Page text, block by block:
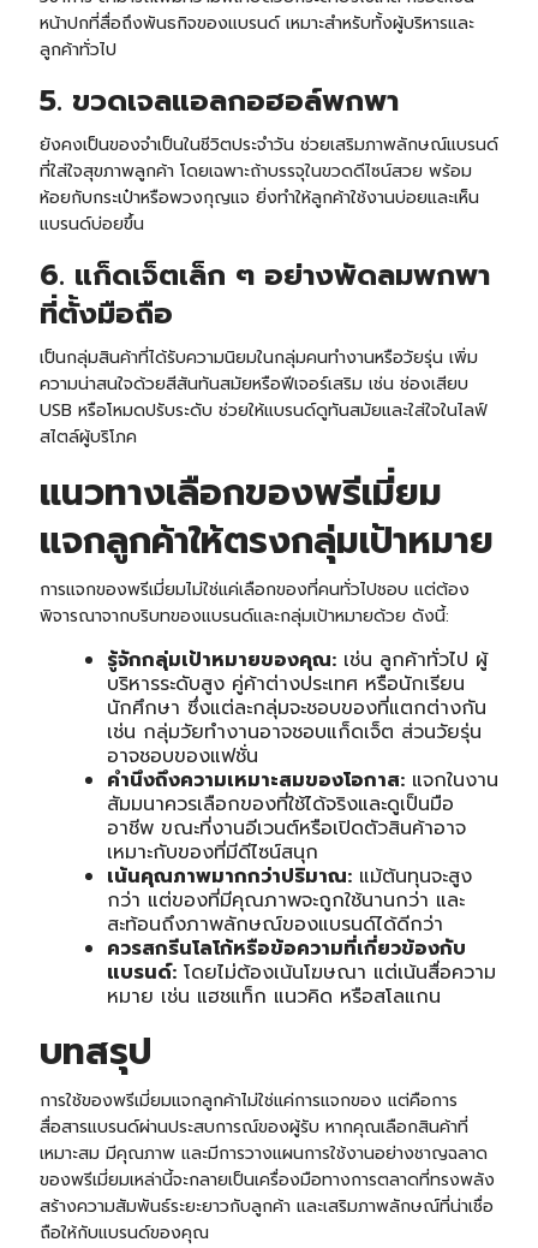
หน้าปกที่สื่อถึงพันธกิจของแบรนด์ เหมาะสำหรับทั้งผู้บริหารและ
ลูกค้าทั่วไป
5. ขวดเจลแอลกอฮอล์พกพา
ยังคงเป็นของจำเป็นในชีวิตประจำวัน ช่วยเสริมภาพลักษณ์แบรนด์
ที่ใส่ใจสุขภาพลูกค้า โดยเฉพาะถ้าบรรจุในขวดดีไซน์สวย พร้อม
ห้อยกับกระเป๋าหรือพวงกุญแจ ยิ่งทำให้ลูกค้าใช้งานบ่อยและเห็น
แบรนด์บ่อยขึ้น
6. แก็ดเจ็ตเล็ก ๆ อย่างพัดลมพกพา
ที่ตั้งมือถือ
เป็นกลุ่มสินค้าที่ได้รับความนิยมในกลุ่มคนทำงานหรือวัยรุ่น เพิ่ม
ความน่าสนใจด้วยสีสันทันสมัยหรือฟีเจอร์เสริม เช่น ช่องเสียบ
USB หรือโหมดปรับระดับ ช่วยให้แบรนด์ดูทันสมัยและใส่ใจในไลฟ์
สไตล์ผู้บริโภค
แนวทางเลือกของพรีเมี่ยม
แจกลูกค้าให้ตรงกลุ่มเป้าหมาย
การแจกของพรีเมี่ยมไม่ใช่แค่เลือกของที่คนทั่วไปชอบ แต่ต้อง
พิจารณาจากบริบทของแบรนด์และกลุ่มเป้าหมายด้วย ดังนี้:
รู้จักกลุ่มเป้าหมายของคุณ:เช่น ลูกค้าทั่วไป ผู้
บริหารระดับสูง คู่ค้าต่างประเทศ หรือนักเรียน
นักศึกษา ซึ่งแต่ละกลุ่มจะชอบของที่แตกต่างกัน
เช่น กลุ่มวัยทำงานอาจชอบแก็ดเจ็ต ส่วนวัยรุ่น
อาจชอบของแฟชั่น
คำนึงถึงความเหมาะสมของโอกาส:แจกในงาน
สัมมนาควรเลือกของที่ใช้ได้จริงและดูเป็นมือ
อาชีพ ขณะที่งานอีเวนต์หรือเปิดตัวสินค้าอาจ
เหมาะกับของที่มีดีไซน์สนุก
เน้นคุณภาพมากกว่าปริมาณ:แม้ต้นทุนจะสูง
กว่า แต่ของที่มีคุณภาพจะถูกใช้นานกว่า และ
สะท้อนถึงภาพลักษณ์ของแบรนด์ได้ดีกว่า
ควรสกรีนโลโก้หรือข้อความที่เกี่ยวข้องกับ
แบรนด์:โดยไม่ต้องเน้นโฆษณา แต่เน้นสื่อความ
หมาย เช่น แฮชแท็ก แนวคิด หรือสโลแกน
บทสรุป
การใช้ของพรีเมี่ยมแจกลูกค้าไม่ใช่แค่การแจกของ แต่คือการ
สื่อสารแบรนด์ผ่านประสบการณ์ของผู้รับ หากคุณเลือกสินค้าที่
เหมาะสม มีคุณภาพ และมีการวางแผนการใช้งานอย่างชาญฉลาด
ของพรีเมี่ยมเหล่านี้จะกลายเป็นเครื่องมือทางการตลาดที่ทรงพลัง
สร้างความสัมพันธ์ระยะยาวกับลูกค้า และเสริมภาพลักษณ์ที่น่าเชื่อ
ถือให้กับแบรนด์ของคุณ